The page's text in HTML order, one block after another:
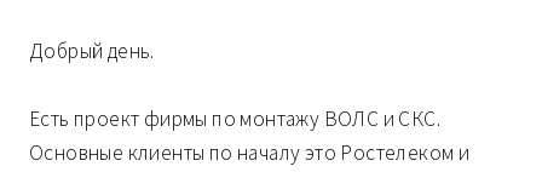
Добрый день.
Есть проект фирмы по монтажу ВОЛС и СКС.
Основные клиенты по началу это Ростелеком и